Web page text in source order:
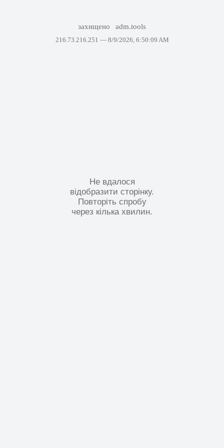
захищено adm.tools
216.73.216.251 — 8/9/2026, 6:50:09 AM
Не вдалося
відобразити сторінку.
Повторіть спробу
через кілька хвилин.